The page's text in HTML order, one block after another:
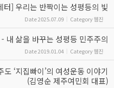
] 우리는 반짝이는 성평등의 빛
Date2025.07.09 Category웹진
내 삶을 바꾸는 성평등 민주주의
Date2019.01.04 Category웹진
‘지집빠이’의 여성운동 이야기
(김영순 제주여민회 대표)